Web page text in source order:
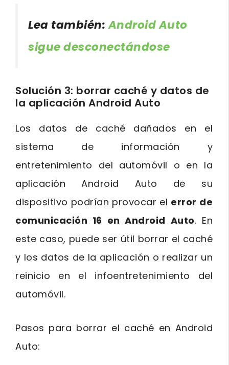
Lea también:Android Auto
sigue desconectándose
Solución 3: borrar caché y datos de
la aplicación Android Auto
Los datos de caché dañados en el
sistema de información y
entretenimiento del automóvil o en la
aplicación Android Auto de su
dispositivo podrían provocar el error de
comunicación 16 en Android Auto. En
este caso, puede ser útil borrar el caché
y los datos de la aplicación o realizar un
reinicio en el infoentretenimiento del
automóvil.
Pasos para borrar el caché en Android
Auto: